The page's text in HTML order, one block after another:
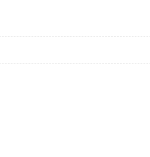
日、12日、13日の3日間、看護
行ないました。参加者からは
声も聞かれ、防災意識の高まり